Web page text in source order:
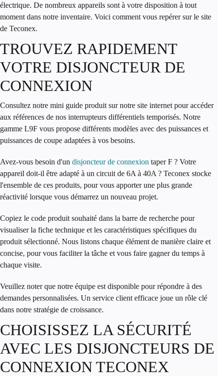
électrique. De nombreux appareils sont à votre disposition à tout
moment dans notre inventaire. Voici comment vous repérer sur le site
de Teconex.
TROUVEZ RAPIDEMENT
VOTRE DISJONCTEUR DE
CONNEXION
Consultez notre mini guide produit sur notre site internet pour accéder
aux références de nos interrupteurs différentiels temporisés. Notre
gamme L9F vous propose différents modèles avec des puissances et
puissances de coupe adaptées à vos besoins.
Avez-vous besoin d'un disjoncteur de connexion taper F ? Votre
appareil doit-il être adapté à un circuit de 6A à 40A ? Teconex stocke
l'ensemble de ces produits, pour vous apporter une plus grande
réactivité lorsque vous démarrez un nouveau projet.
Copiez le code produit souhaité dans la barre de recherche pour
visualiser la fiche technique et les caractéristiques spécifiques du
produit sélectionné. Nous listons chaque élément de manière claire et
concise, pour vous faciliter la tâche et vous faire gagner du temps à
chaque visite.
Veuillez noter que notre équipe est disponible pour répondre à des
demandes personnalisées. Un service client efficace joue un rôle clé
dans notre stratégie de croissance.
CHOISISSEZ LA SÉCURITÉ
AVEC LES DISJONCTEURS DE
CONNEXION TECONEX